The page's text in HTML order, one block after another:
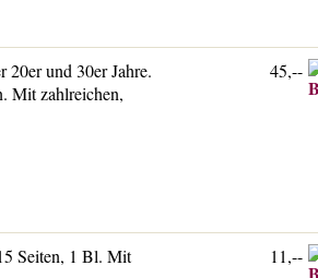
20er und 30er Jahre.
Mit zahlreichen,
45,--
Seiten, 1 Bl. Mit
11,--